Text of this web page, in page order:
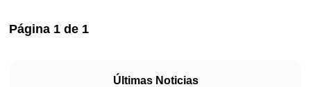
Página 1 de 1
Últimas Noticias